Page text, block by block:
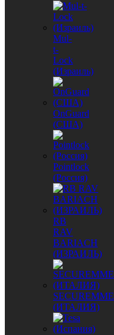
Mul-
t-
Lock
(Израиль)
OnGuard
(США)
Pointlock
(Россия)
RB
RAV
BARIACH
(ИЗРАИЛЬ)
SECUREMME
(ИТАЛИЯ)